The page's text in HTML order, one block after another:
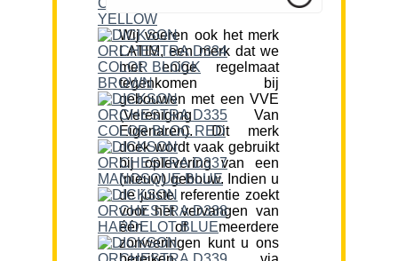
Wij voeren ook het merk
LATIM, een merk dat we
met enige regelmaat
tegenkomen bij
gebouwen met een VVE
(Vereniging Van
Eigenaren). Dit merk
doek wordt vaak gebruikt
bij oplevering van een
(nieuw) gebouw. Indien u
de juiste referentie zoekt
voor het vervangen van
één of meerdere
zonweringen kunt u ons